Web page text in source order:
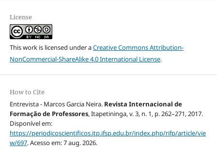
License
This work is licensed under aCreative Commons Attribution-
NonCommercial-ShareAlike 4.0 International License.
How to Cite
Entrevista - Marcos Garcia Neira. Revista Internacional de
Formação de Professores, Itapetininga, v. 3, n. 1, p. 262–271, 2017.
Disponível em:
https://periodicoscientificos.itp.ifsp.edu.br/index.php/rifp/article/vie
w/697. Acesso em: 7 aug. 2026.